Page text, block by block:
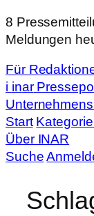
Zum
Inhalt
8
Meldungen
Für
i inar
Start
Über INAR
Suche